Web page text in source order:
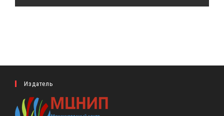
Издатель